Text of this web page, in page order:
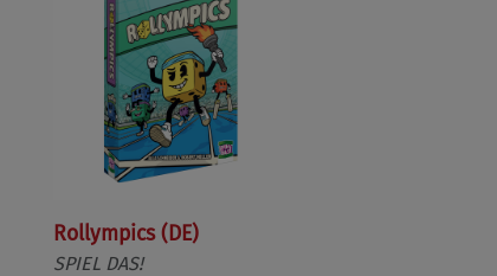
Rollympics (DE)
SPIEL DAS!